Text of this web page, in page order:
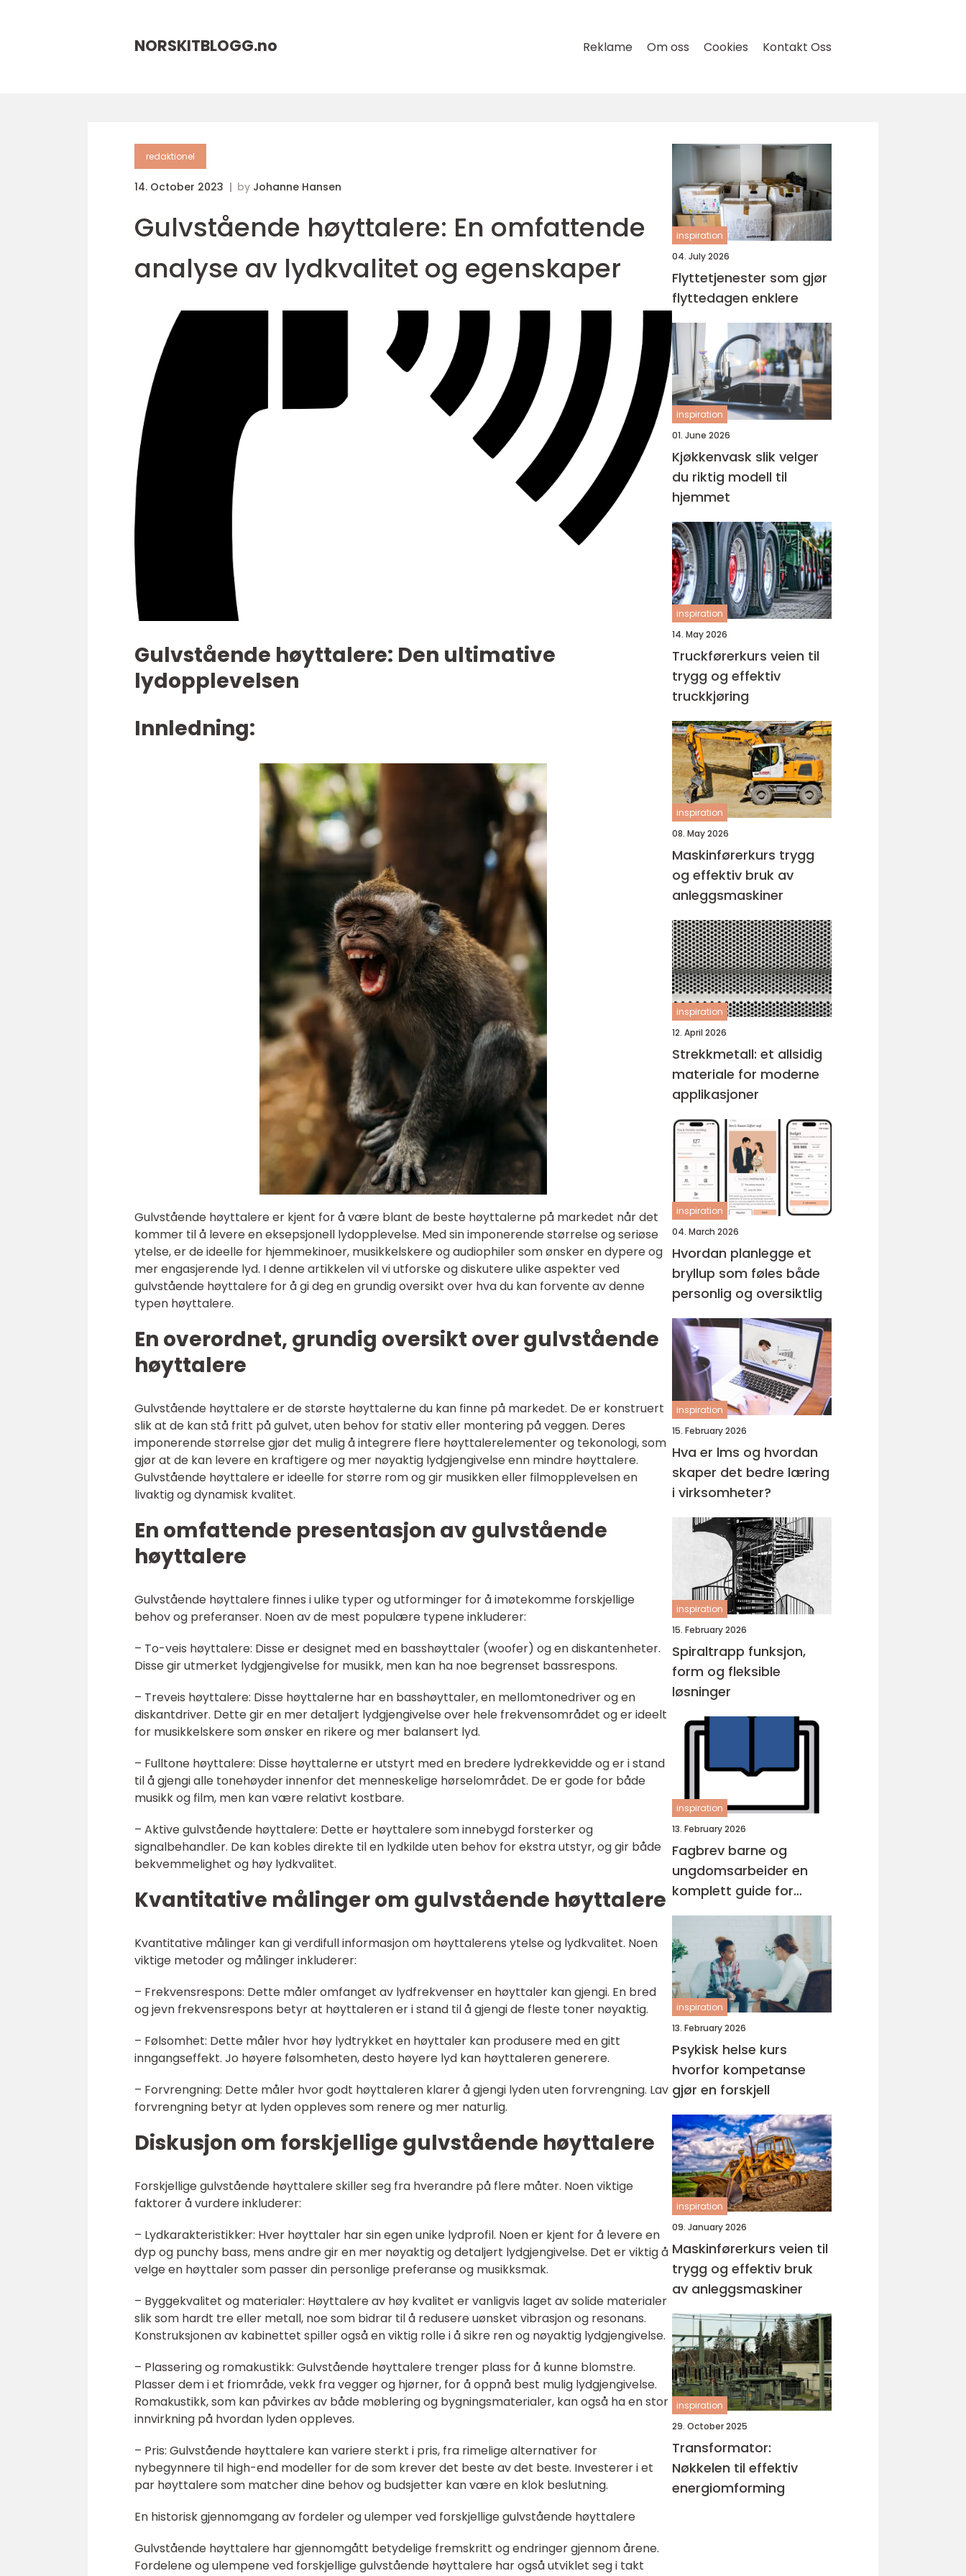
NORSKITBLOGG.no Reklame Om oss Cookies Kontakt Oss
redaktionel
14. October 2023 by Johanne Hansen
Gulvstående høyttalere: En omfattende
analyse av lydkvalitet og egenskaper
Gulvstående høyttalere: Den ultimative
lydopplevelsen
Innledning:
Gulvstående høyttalere er kjent for å være blant de beste høyttalerne på markedet når det
kommer til å levere en eksepsjonell lydopplevelse. Med sin imponerende størrelse og seriøse
ytelse, er de ideelle for hjemmekinoer, musikkelskere og audiophiler som ønsker en dypere og
mer engasjerende lyd. I denne artikkelen vil vi utforske og diskutere ulike aspekter ved
gulvstående høyttalere for å gi deg en grundig oversikt over hva du kan forvente av denne
typen høyttalere.
En overordnet, grundig oversikt over gulvstående
høyttalere
Gulvstående høyttalere er de største høyttalerne du kan finne på markedet. De er konstruert
slik at de kan stå fritt på gulvet, uten behov for stativ eller montering på veggen. Deres
imponerende størrelse gjør det mulig å integrere flere høyttalerelementer og tekonologi, som
gjør at de kan levere en kraftigere og mer nøyaktig lydgjengivelse enn mindre høyttalere.
Gulvstående høyttalere er ideelle for større rom og gir musikken eller filmopplevelsen en
livaktig og dynamisk kvalitet.
En omfattende presentasjon av gulvstående
høyttalere
Gulvstående høyttalere finnes i ulike typer og utforminger for å imøtekomme forskjellige
behov og preferanser. Noen av de mest populære typene inkluderer:
– To-veis høyttalere: Disse er designet med en basshøyttaler (woofer) og en diskantenheter.
Disse gir utmerket lydgjengivelse for musikk, men kan ha noe begrenset bassrespons.
– Treveis høyttalere: Disse høyttalerne har en basshøyttaler, en mellomtonedriver og en
diskantdriver. Dette gir en mer detaljert lydgjengivelse over hele frekvensområdet og er ideelt
for musikkelskere som ønsker en rikere og mer balansert lyd.
– Fulltone høyttalere: Disse høyttalerne er utstyrt med en bredere lydrekkevidde og er i stand
til å gjengi alle tonehøyder innenfor det menneskelige hørselområdet. De er gode for både
musikk og film, men kan være relativt kostbare.
– Aktive gulvstående høyttalere: Dette er høyttalere som innebygd forsterker og
signalbehandler. De kan kobles direkte til en lydkilde uten behov for ekstra utstyr, og gir både
bekvemmelighet og høy lydkvalitet.
Kvantitative målinger om gulvstående høyttalere
Kvantitative målinger kan gi verdifull informasjon om høyttalerens ytelse og lydkvalitet. Noen
viktige metoder og målinger inkluderer:
– Frekvensrespons: Dette måler omfanget av lydfrekvenser en høyttaler kan gjengi. En bred
og jevn frekvensrespons betyr at høyttaleren er i stand til å gjengi de fleste toner nøyaktig.
– Følsomhet: Dette måler hvor høy lydtrykket en høyttaler kan produsere med en gitt
inngangseffekt. Jo høyere følsomheten, desto høyere lyd kan høyttaleren generere.
– Forvrengning: Dette måler hvor godt høyttaleren klarer å gjengi lyden uten forvrengning. Lav
forvrengning betyr at lyden oppleves som renere og mer naturlig.
Diskusjon om forskjellige gulvstående høyttalere
Forskjellige gulvstående høyttalere skiller seg fra hverandre på flere måter. Noen viktige
faktorer å vurdere inkluderer:
– Lydkarakteristikker: Hver høyttaler har sin egen unike lydprofil. Noen er kjent for å levere en
dyp og punchy bass, mens andre gir en mer nøyaktig og detaljert lydgjengivelse. Det er viktig å
velge en høyttaler som passer din personlige preferanse og musikksmak.
– Byggekvalitet og materialer: Høyttalere av høy kvalitet er vanligvis laget av solide materialer
slik som hardt tre eller metall, noe som bidrar til å redusere uønsket vibrasjon og resonans.
Konstruksjonen av kabinettet spiller også en viktig rolle i å sikre ren og nøyaktig lydgjengivelse.
– Plassering og romakustikk: Gulvstående høyttalere trenger plass for å kunne blomstre.
Plasser dem i et friområde, vekk fra vegger og hjørner, for å oppnå best mulig lydgjengivelse.
Romakustikk, som kan påvirkes av både møblering og bygningsmaterialer, kan også ha en stor
innvirkning på hvordan lyden oppleves.
– Pris: Gulvstående høyttalere kan variere sterkt i pris, fra rimelige alternativer for
nybegynnere til high-end modeller for de som krever det beste av det beste. Investerer i et
par høyttalere som matcher dine behov og budsjetter kan være en klok beslutning.
En historisk gjennomgang av fordeler og ulemper ved forskjellige gulvstående høyttalere
Gulvstående høyttalere har gjennomgått betydelige fremskritt og endringer gjennom årene.
Fordelene og ulempene ved forskjellige gulvstående høyttalere har også utviklet seg i takt
inspiration
04. July 2026
Flyttetjenester som gjør
flyttedagen enklere
inspiration
01. June 2026
Kjøkkenvask slik velger
du riktig modell til
hjemmet
inspiration
14. May 2026
Truckførerkurs veien til
trygg og effektiv
truckkjøring
inspiration
08. May 2026
Maskinførerkurs trygg
og effektiv bruk av
anleggsmaskiner
inspiration
12. April 2026
Strekkmetall: et allsidig
materiale for moderne
applikasjoner
inspiration
04. March 2026
Hvordan planlegge et
bryllup som føles både
personlig og oversiktlig
inspiration
15. February 2026
Hva er lms og hvordan
skaper det bedre læring
i virksomheter?
inspiration
15. February 2026
Spiraltrapp funksjon,
form og fleksible
løsninger
inspiration
13. February 2026
Fagbrev barne og
ungdomsarbeider en
komplett guide for
voksne
inspiration
13. February 2026
Psykisk helse kurs
hvorfor kompetanse
gjør en forskjell
inspiration
09. January 2026
Maskinførerkurs veien til
trygg og effektiv bruk
av anleggsmaskiner
inspiration
29. October 2025
Transformator:
Nøkkelen til effektiv
energiomforming